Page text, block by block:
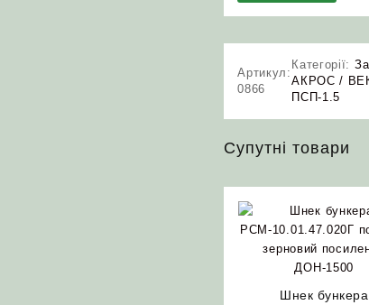
Артикул:
0866
Категорії:
АКРОС /
ПСП-1.5
Супутні товари
Шнек бункера